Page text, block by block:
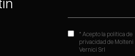
* Acepto la política de
privacidad de Molteni
Vernici Srl